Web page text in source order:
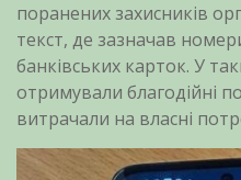
поранених захисників
текст, де зазначав
банківських карток. У
отримували благодійні
витрачали на власні